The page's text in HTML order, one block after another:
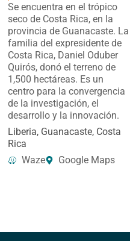
Se encuentra en el trópico
seco de Costa Rica, en la
provincia de Guanacaste. La
familia del expresidente de
Costa Rica, Daniel Oduber
Quirós, donó el terreno de
1,500 hectáreas. Es un
centro para la convergencia
de la investigación, el
desarrollo y la innovación.
Liberia, Guanacaste, Costa
Rica
Waze
Google Maps